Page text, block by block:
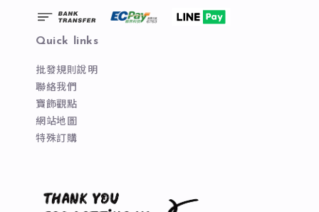
Quick links
批發規則說明
聯絡我們
寶飾觀點
網站地圖
特殊訂購